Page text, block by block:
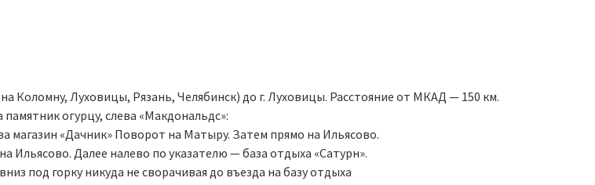
Коломну, Луховицы, Рязань, Челябинск) до г. Луховицы. Расстояние от МКАД — 150 км.
огурцу, слева «Макдональдс»:
магазин «Дачник» Поворот на Матыру. Затем прямо на Ильясово.
Ильясово. Далее налево по указателю — база отдыха «Сатурн».
под горку никуда не сворачивая до въезда на базу отдыха